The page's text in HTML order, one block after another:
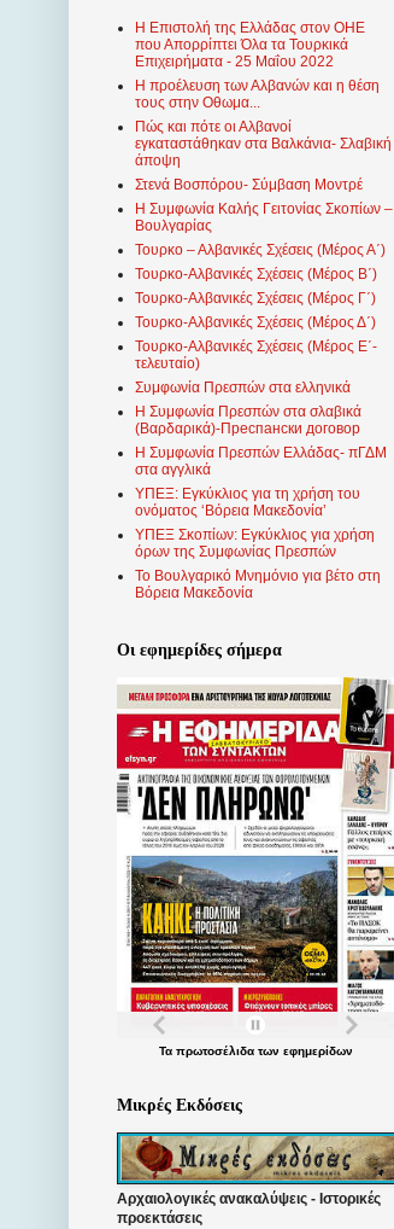
Η Επιστολή της Ελλάδας στον ΟΗΕ
που Απορρίπτει Όλα τα Τουρκικά
Επιχειρήματα - 25 Μαΐου 2022
Η προέλευση των Αλβανών και η θέση
τους στην Οθωμα...
Πώς και πότε οι Αλβανοί
εγκαταστάθηκαν στα Βαλκάνια- Σλαβική
άποψη
Στενά Βοσπόρου- Σύμβαση Μοντρέ
Η Συμφωνία Καλής Γειτονίας Σκοπίων –
Βουλγαρίας
Τουρκο – Αλβανικές Σχέσεις (Mέρος Α΄)
Τουρκο-Αλβανικές Σχέσεις (Μέρος Β΄)
Τουρκο-Αλβανικές Σχέσεις (Μέρος Γ΄)
Τουρκο-Αλβανικές Σχέσεις (Μέρος Δ΄)
Τουρκο-Αλβανικές Σχέσεις (Μέρος Ε΄-
τελευταίο)
Συμφωνία Πρεσπών στα ελληνικά
Η Συμφωνία Πρεσπών στα σλαβικά
(Βαρδαρικά)-Преспански договор
Η Συμφωνία Πρεσπών Ελλάδας- πΓΔΜ
στα αγγλικά
ΥΠΕΞ: Εγκύκλιος για τη χρήση του
ονόματος ‘Βόρεια Μακεδονία’
ΥΠΕΞ Σκοπίων: Εγκύκλιος για χρήση
όρων της Συμφωνίας Πρεσπών
Το Βουλγαρικό Μνημόνιο για βέτο στη
Βόρεια Μακεδονία
Οι εφημερίδες σήμερα
Τα πρωτοσέλιδατων εφημερίδων
Μικρές Εκδόσεις
Αρχαιολογικές ανακαλύψεις - Ιστορικές
προεκτάσεις